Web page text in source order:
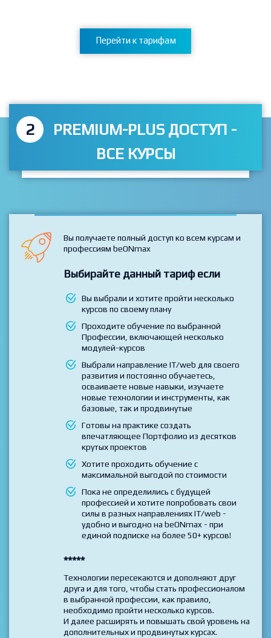
Перейти к тарифам
2
PREMIUM-PLUS ДОСТУП -
ВСЕ КУРСЫ
Вы получаете полный доступ ко всем курсам и
профессиям beONmax
Выбирайте данный тариф если
Вы выбрали и хотите пройти несколько
курсов по своему плану
Проходите обучение по выбранной
Профессии, включающей несколько
модулей-курсов
Выбрали направление IT/web для своего
развития и постоянно обучаетесь,
осваиваете новые навыки, изучаете
новые технологии и инструменты, как
базовые, так и продвинутые
Готовы на практике создать
впечатляющее Портфолио из десятков
крутых проектов
Хотите проходить обучение с
максимальной выгодой по стоимости
Пока не определились с будущей
профессией и хотите попробовать свои
силы в разных направлениях IT/web -
удобно и выгодно на beONmax - при
единой подписке на более 50+ курсов!
*****
Технологии пересекаются и дополняют друг
друга и для того, чтобы стать профессионалом
в выбранной профессии, как правило,
необходимо пройти несколько курсов.
И далее расширять и повышать свой уровень на
дополнительных и продвинутых курсах.